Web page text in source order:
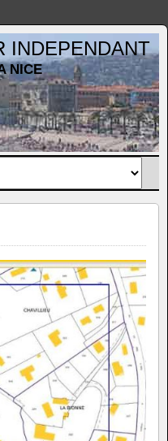
INDEPENDANT
NICE